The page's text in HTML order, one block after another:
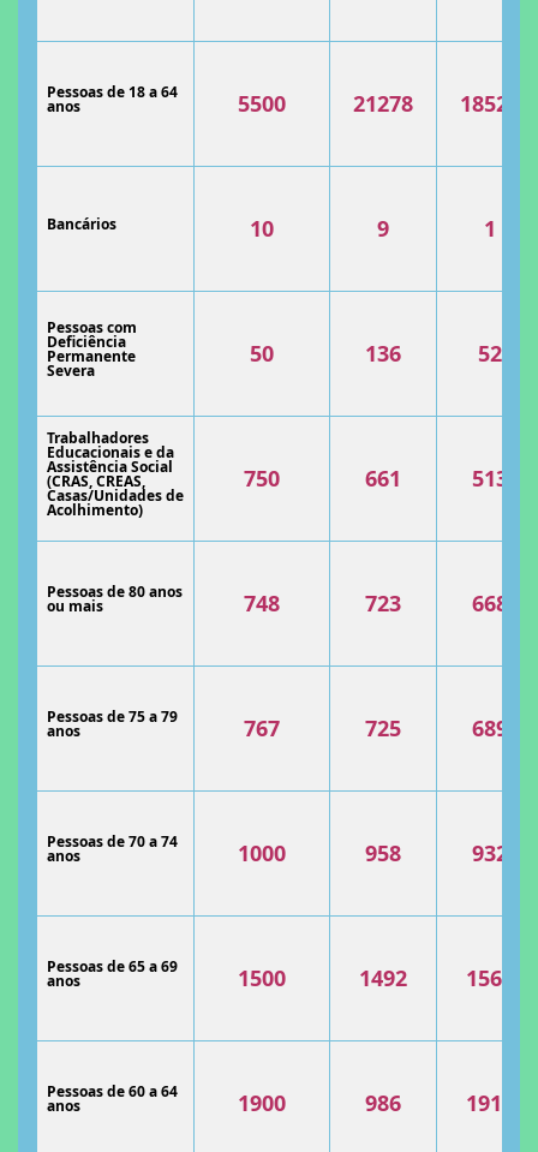
Pessoas de 18 a 64
anos 5500 21278 18525
Bancários 10 9 1
Pessoas com
Deficiência
Permanente
Severa
50 136 52
Trabalhadores
Educacionais e da
Assistência Social
(CRAS, CREAS,
Casas/Unidades de
Acolhimento)
750 661 513
Pessoas de 80 anos
ou mais 748 723 668
Pessoas de 75 a 79
anos 767 725 689
Pessoas de 70 a 74
anos 1000 958 932
Pessoas de 65 a 69
anos 1500 1492 1561
Pessoas de 60 a 64
anos 1900 986 1911